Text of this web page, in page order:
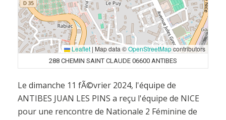
Leaflet | Map data ©OpenStreetMapcontributors
288 CHEMIN SAINT CLAUDE 06600 ANTIBES
Le dimanche 11 fÃ©vrier 2024, l'équipe de
ANTIBES JUAN LES PINS a reçu l'équipe de NICE
pour une rencontre de Nationale 2 Féminine de